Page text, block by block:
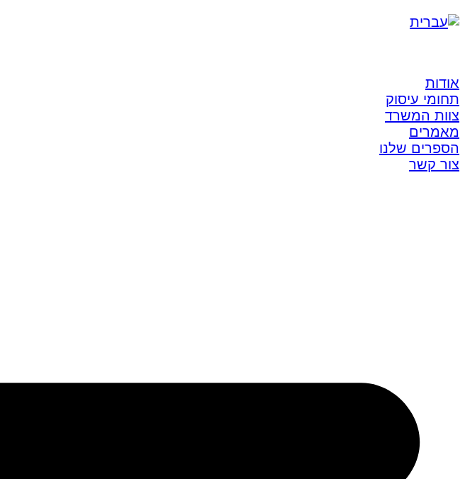
אודות
תחומי עיסוק
צוות המשרד
מאמרים
הספרים שלנו
צור קשר